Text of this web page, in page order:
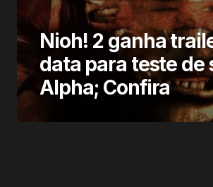
Nioh! 2 ganha
data para teste de
Alpha; Confira